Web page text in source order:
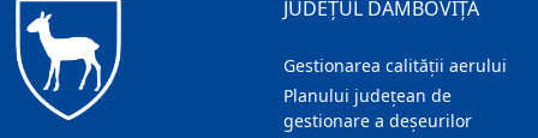
JUDEȚUL DÂMBOVIȚA
Gestionarea calității aerului
Planului județean de
gestionare a deșeurilor